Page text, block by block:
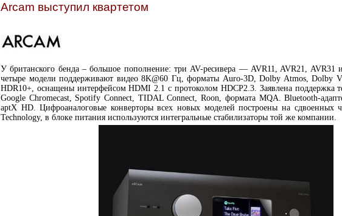
Arcam выступил квартетом
У британского бенда – большое пополнение: три AV-ресивера — AVR11, AVR21, AVR31
четыре модели поддерживают видео 8K@60 Гц, форматы Auro-3D, Dolby Atmos, Dolby
HDR10+, оснащены интерфейсом HDMI 2.1 с протоколом HDCP2.3. Заявлена поддержка
Google Chromecast, Spotify Connect, TIDAL Connect, Roon, формата MQA. Bluetooth-
aptX HD. Цифроаналоговые конверторы всех новых моделей построены на сдвоенных
Technology, в блоке питания используются интегральные стабилизаторы той же компании.